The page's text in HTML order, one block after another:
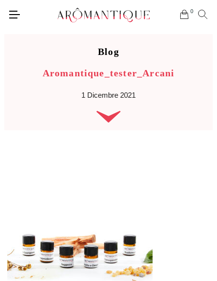
0
Blog
Aromantique_tester_Arcani
1 Dicembre 2021